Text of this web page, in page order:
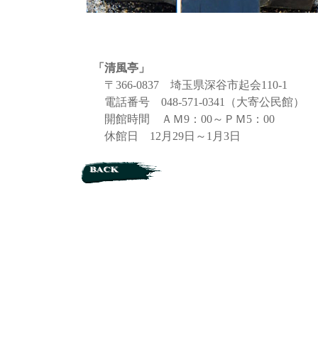
「清風亭」
〒366-0837 埼玉県深谷市起会110-1
電話番号 048-571-0341（大寄公民館）
開館時間 ＡＭ9：00～ＰＭ5：00
休館日 12月29日～1月3日